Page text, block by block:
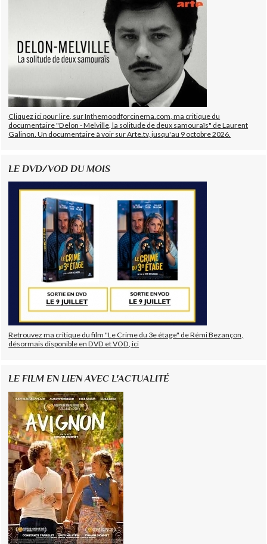
Cliquez ici pour lire, sur Inthemoodforcinema.com, ma critique du
documentaire "Delon - Melville, la solitude de deux samouraïs" de Laurent
Galinon. Un documentaire à voir sur Arte.tv, jusqu'au 9 octobre 2026.
LE DVD/VOD DU MOIS
Retrouvez ma critique du film "Le Crime du 3e étage" de Rémi Bezançon,
désormais disponible en DVD et VOD, ici
LE FILM EN LIEN AVEC L'ACTUALITÉ